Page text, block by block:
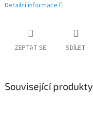
Detailní informace
ZEPTAT SE SDÍLET
Související produkty